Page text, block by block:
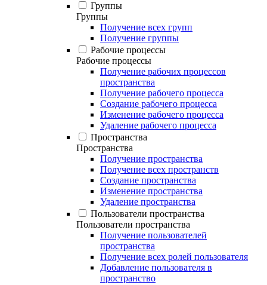
Группы
Группы
Получение всех групп
Получение группы
Рабочие процессы
Рабочие процессы
Получение рабочих процессов
пространства
Получение рабочего процесса
Создание рабочего процесса
Изменение рабочего процесса
Удаление рабочего процесса
Пространства
Пространства
Получение пространства
Получение всех пространств
Создание пространства
Изменение пространства
Удаление пространства
Пользователи пространства
Пользователи пространства
Получение пользователей
пространства
Получение всех ролей пользователя
Добавление пользователя в
пространство